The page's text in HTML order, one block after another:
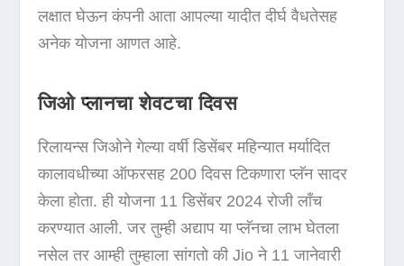
लक्षात घेऊन कंपनी आता आपल्या यादीत दीर्घ वैधतेसह
अनेक योजना आणत आहे.
जिओ प्लानचा शेवटचा दिवस
रिलायन्स जिओने गेल्या वर्षी डिसेंबर महिन्यात मर्यादित
कालावधीच्या ऑफरसह 200 दिवस टिकणारा प्लॅन सादर
केला होता. ही योजना 11 डिसेंबर 2024 रोजी लाँच
करण्यात आली. जर तुम्ही अद्याप या प्लॅनचा लाभ घेतला
नसेल तर आम्ही तुम्हाला सांगतो की Jio ने 11 जानेवारी